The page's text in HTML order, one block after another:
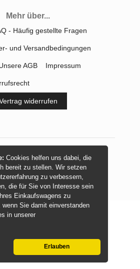
Cookies helfen uns dabei, die
bereit zu stellen. Wir setzen
zu verbessern,
die für Sie von Interesse sein
Einkaufswagens zu
Sie damit einverstanden
in unserer
Erlauben
Mehr über...
- Häufig gestellte Fragen
und Versandbedingungen
AGB Impressum
widerrufen
-mamasliebchen.de